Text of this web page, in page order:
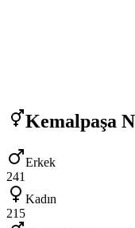
Kemalpaşa
Erkek
241
Kadın
215